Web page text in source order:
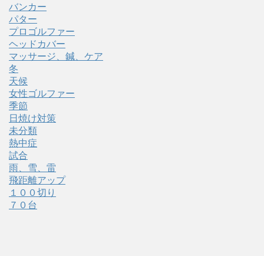
バンカー
パター
プロゴルファー
ヘッドカバー
マッサージ、鍼、ケア
冬
天候
女性ゴルファー
季節
日焼け対策
未分類
熱中症
試合
雨、雪、雷
飛距離アップ
１００切り
７０台